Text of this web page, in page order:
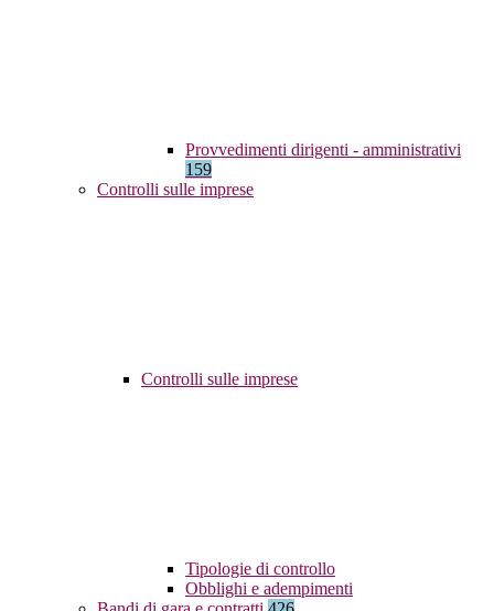
Provvedimenti dirigenti - amministrativi
159
Controlli sulle imprese
Controlli sulle imprese
Tipologie di controllo
Obblighi e adempimenti